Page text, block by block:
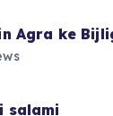
Agra ke
salami